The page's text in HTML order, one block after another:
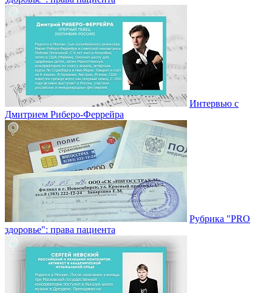
Интервью с
Дмитрием Риберо-Феррейра
Рубрика "PRO
здоровье": права пациента